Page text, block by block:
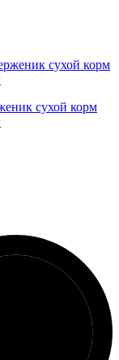
сухой корм